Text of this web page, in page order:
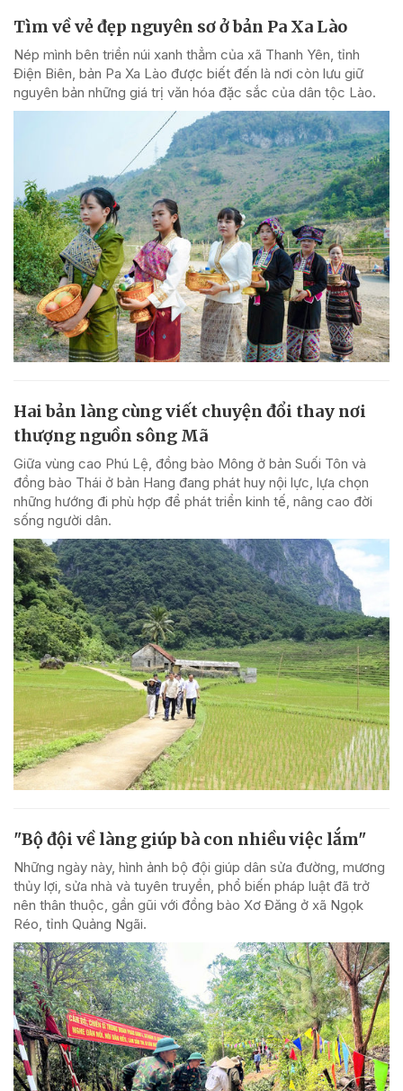
Tìm về vẻ đẹp nguyên sơ ở bản Pa Xa Lào
Nép mình bên triền núi xanh thẳm của xã Thanh Yên, tỉnh
Điện Biên, bản Pa Xa Lào được biết đến là nơi còn lưu giữ
nguyên bản những giá trị văn hóa đặc sắc của dân tộc Lào.
Hai bản làng cùng viết chuyện đổi thay nơi
thượng nguồn sông Mã
Giữa vùng cao Phú Lệ, đồng bào Mông ở bản Suối Tôn và
đồng bào Thái ở bản Hang đang phát huy nội lực, lựa chọn
những hướng đi phù hợp để phát triển kinh tế, nâng cao đời
sống người dân.
"Bộ đội về làng giúp bà con nhiều việc lắm"
Những ngày này, hình ảnh bộ đội giúp dân sửa đường, mương
thủy lợi, sửa nhà và tuyên truyền, phổ biến pháp luật đã trở
nên thân thuộc, gần gũi với đồng bào Xơ Đăng ở xã Ngọk
Réo, tỉnh Quảng Ngãi.